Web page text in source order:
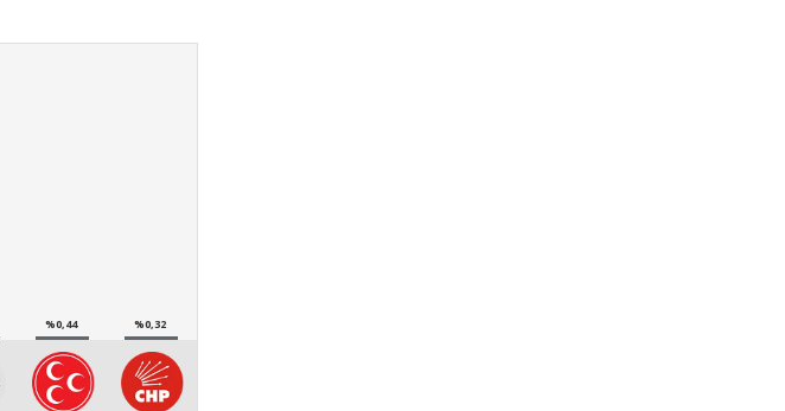
%0,44 %0,32